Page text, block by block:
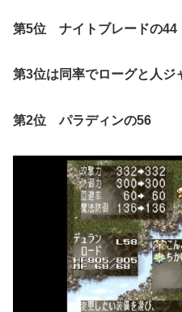
第5位 ナイトブレードの44
第3位は同率でローグと人
第2位 パラディンの56